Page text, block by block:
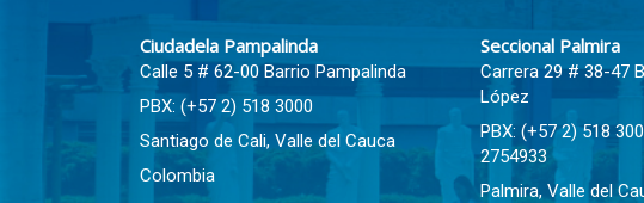
Ciudadela Pampalinda
Calle 5 # 62-00 Barrio Pampalinda
PBX: (+57 2) 518 3000
Santiago de Cali, Valle del Cauca
Colombia
Seccional Palmira
Carrera 29 # 38-47
López
PBX: (+57 2) 518
2754933
Palmira, Valle del